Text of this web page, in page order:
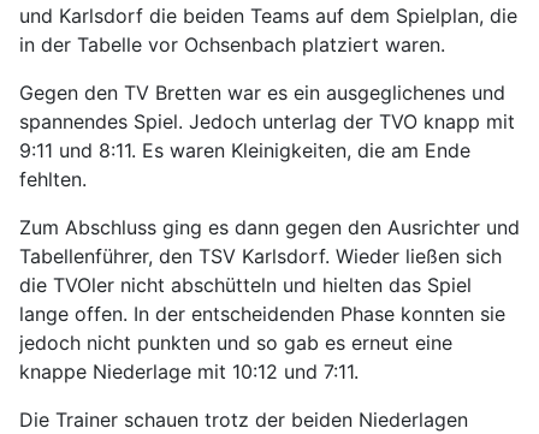
und Karlsdorf die beiden Teams auf dem Spielplan, die
in der Tabelle vor Ochsenbach platziert waren.
Gegen den TV Bretten war es ein ausgeglichenes und
spannendes Spiel. Jedoch unterlag der TVO knapp mit
9:11 und 8:11. Es waren Kleinigkeiten, die am Ende
fehlten.
Zum Abschluss ging es dann gegen den Ausrichter und
Tabellenführer, den TSV Karlsdorf. Wieder ließen sich
die TVOler nicht abschütteln und hielten das Spiel
lange offen. In der entscheidenden Phase konnten sie
jedoch nicht punkten und so gab es erneut eine
knappe Niederlage mit 10:12 und 7:11.
Die Trainer schauen trotz der beiden Niederlagen